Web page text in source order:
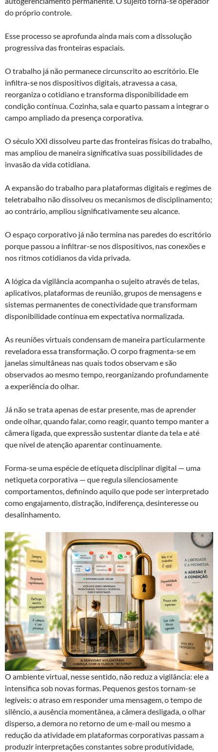
do próprio controle.
Esse processo se aprofunda ainda mais com a dissolução
progressiva das fronteiras espaciais.
O trabalho já não permanece circunscrito ao escritório. Ele
infiltra-se nos dispositivos digitais, atravessa a casa,
reorganiza o cotidiano e transforma disponibilidade em
condição contínua. Cozinha, sala e quarto passam a integrar o
campo ampliado da presença corporativa.
O século XXI dissolveu parte das fronteiras físicas do trabalho,
mas ampliou de maneira significativa suas possibilidades de
invasão da vida cotidiana.
A expansão do trabalho para plataformas digitais e regimes de
teletrabalho não dissolveu os mecanismos de disciplinamento;
ao contrário, ampliou significativamente seu alcance.
O espaço corporativo já não termina nas paredes do escritório
porque passou a infiltrar-se nos dispositivos, nas conexões e
nos ritmos cotidianos da vida privada.
A lógica da vigilância acompanha o sujeito através de telas,
aplicativos, plataformas de reunião, grupos de mensagens e
sistemas permanentes de conectividade que transformam
disponibilidade contínua em expectativa normalizada.
As reuniões virtuais condensam de maneira particularmente
reveladora essa transformação. O corpo fragmenta-se em
janelas simultâneas nas quais todos observam e são
observados ao mesmo tempo, reorganizando profundamente
a experiência do olhar.
Já não se trata apenas de estar presente, mas de aprender
onde olhar, quando falar, como reagir, quanto tempo manter a
câmera ligada, que expressão sustentar diante da tela e até
que nível de atenção aparentar continuamente.
Forma-se uma espécie de etiqueta disciplinar digital — uma
netiqueta corporativa — que regula silenciosamente
comportamentos, definindo aquilo que pode ser interpretado
como engajamento, distração, indiferença, desinteresse ou
desalinhamento.
O ambiente virtual, nesse sentido, não reduz a vigilância: ele a
intensifica sob novas formas. Pequenos gestos tornam-se
legíveis: o atraso em responder uma mensagem, o tempo de
silêncio, a ausência momentânea, a câmera desligada, o olhar
disperso, a demora no retorno de um e-mail ou mesmo a
redução da atividade em plataformas corporativas passam a
produzir interpretações constantes sobre produtividade,